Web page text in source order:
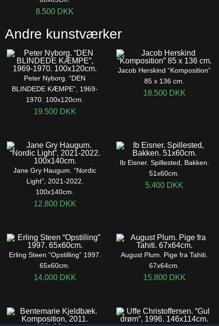
8.500 DKK
Andre kunstværker
Peter Nyborg. “DEN
BLINDEDE KÆMPE”, 1969-
1970. 100x120cm.
19.500 DKK
Jacob Herskind “Komposition”
85 x 136 cm.
18.500 DKK
Jane Gry Haugum. “Nordic
Light”, 2021-2022.
100x140cm.
12.800 DKK
Ib Eisner. Spillested, Bakken.
51x60cm.
5.400 DKK
Erling Steen “Opstilling” 1997.
65x60cm.
14.000 DKK
August Plum. Pige fra Tahiti.
67x64cm.
15.800 DKK